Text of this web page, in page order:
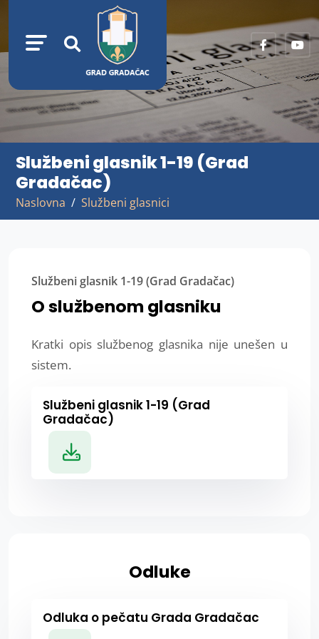
Službeni glasnik 1-19 (Grad
Gradačac)
Naslovna Službeni glasnici
Službeni glasnik 1-19 (Grad Gradačac)
O službenom glasniku
Kratki opis službenog glasnika nije unešen u
sistem.
Službeni glasnik 1-19 (Grad
Gradačac)
Odluke
Odluka o pečatu Grada Gradačac